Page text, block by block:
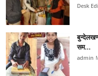
Desk
सम...
admin